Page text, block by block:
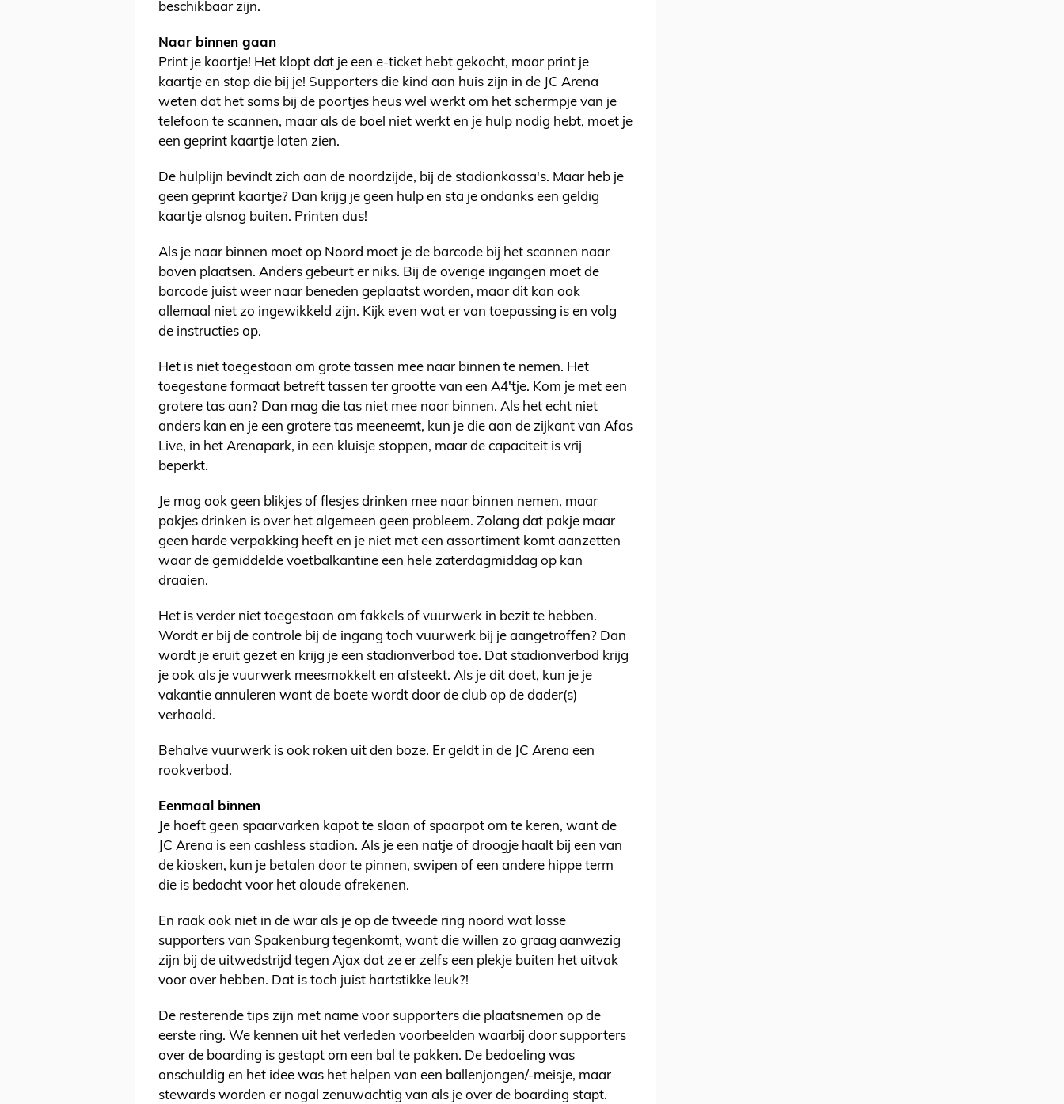
beschikbaar zijn.
Naar binnen gaan
Print je kaartje! Het klopt dat je een e-ticket hebt gekocht, maar print je
kaartje en stop die bij je! Supporters die kind aan huis zijn in de JC Arena
weten dat het soms bij de poortjes heus wel werkt om het schermpje van je
telefoon te scannen, maar als de boel niet werkt en je hulp nodig hebt, moet je
een geprint kaartje laten zien.
De hulplijn bevindt zich aan de noordzijde, bij de stadionkassa's. Maar heb je
geen geprint kaartje? Dan krijg je geen hulp en sta je ondanks een geldig
kaartje alsnog buiten. Printen dus!
Als je naar binnen moet op Noord moet je de barcode bij het scannen naar
boven plaatsen. Anders gebeurt er niks. Bij de overige ingangen moet de
barcode juist weer naar beneden geplaatst worden, maar dit kan ook
allemaal niet zo ingewikkeld zijn. Kijk even wat er van toepassing is en volg
de instructies op.
Het is niet toegestaan om grote tassen mee naar binnen te nemen. Het
toegestane formaat betreft tassen ter grootte van een A4'tje. Kom je met een
grotere tas aan? Dan mag die tas niet mee naar binnen. Als het echt niet
anders kan en je een grotere tas meeneemt, kun je die aan de zijkant van Afas
Live, in het Arenapark, in een kluisje stoppen, maar de capaciteit is vrij
beperkt.
Je mag ook geen blikjes of flesjes drinken mee naar binnen nemen, maar
pakjes drinken is over het algemeen geen probleem. Zolang dat pakje maar
geen harde verpakking heeft en je niet met een assortiment komt aanzetten
waar de gemiddelde voetbalkantine een hele zaterdagmiddag op kan
draaien.
Het is verder niet toegestaan om fakkels of vuurwerk in bezit te hebben.
Wordt er bij de controle bij de ingang toch vuurwerk bij je aangetroffen? Dan
wordt je eruit gezet en krijg je een stadionverbod toe. Dat stadionverbod krijg
je ook als je vuurwerk meesmokkelt en afsteekt. Als je dit doet, kun je je
vakantie annuleren want de boete wordt door de club op de dader(s)
verhaald.
Behalve vuurwerk is ook roken uit den boze. Er geldt in de JC Arena een
rookverbod.
Eenmaal binnen
Je hoeft geen spaarvarken kapot te slaan of spaarpot om te keren, want de
JC Arena is een cashless stadion. Als je een natje of droogje haalt bij een van
de kiosken, kun je betalen door te pinnen, swipen of een andere hippe term
die is bedacht voor het aloude afrekenen.
En raak ook niet in de war als je op de tweede ring noord wat losse
supporters van Spakenburg tegenkomt, want die willen zo graag aanwezig
zijn bij de uitwedstrijd tegen Ajax dat ze er zelfs een plekje buiten het uitvak
voor over hebben. Dat is toch juist hartstikke leuk?!
De resterende tips zijn met name voor supporters die plaatsnemen op de
eerste ring. We kennen uit het verleden voorbeelden waarbij door supporters
over de boarding is gestapt om een bal te pakken. De bedoeling was
onschuldig en het idee was het helpen van een ballenjongen/-meisje, maar
stewards worden er nogal zenuwachtig van als je over de boarding stapt.